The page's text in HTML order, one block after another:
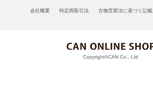
会社概要 特定商取引法 古物営業法に基づく記載
Copyright©CAN Co., Ltd